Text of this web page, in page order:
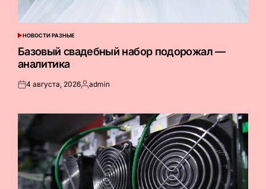
ОПУБЛИКОВАНО
В
НОВОСТИ РАЗНЫЕ
Базовый свадебный набор подорожал —
аналитика
Опубликовано
4 августа, 2026Запись
admin